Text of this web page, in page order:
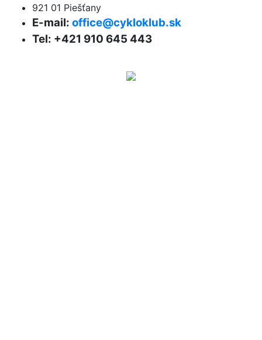
921 01 Piešťany
E-mail: office@cykloklub.sk
Tel: +421 910 645 443